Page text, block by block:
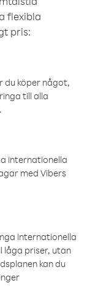
flexibla
pris:
du köper något,
till alla
internationella
med Vibers
internationella
låga priser, utan
kan du